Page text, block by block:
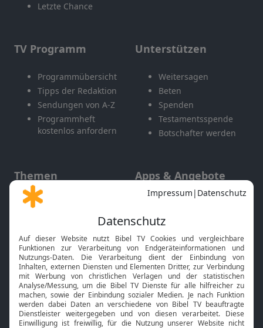
Letzte Chance
TV Programm
Programmübersicht
Tipps der Redaktion
Sendungen von A-Z
Programmheft
kostenlos anfordern
Unterstützen
Weitersagen
Beten
Spenden
Testamentsspende
Botschafter werden
Themen
Gott und Bibel erklärt
Neuigkeiten
Apps & Angebote
Mobile App
Smart TV
HbbTV
Bibelthek Online-Bibel
Nächster Gottesdienst